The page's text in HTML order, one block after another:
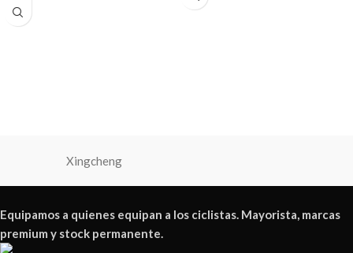
Xingcheng
Equipamos a quienes equipan a los ciclistas. Mayorista, marcas
premium y stock permanente.